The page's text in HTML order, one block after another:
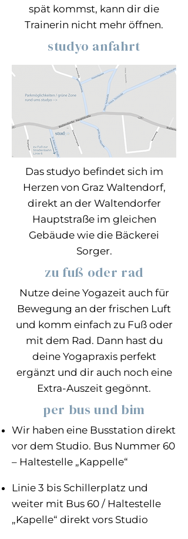
spät kommst, kann dir die
Trainerin nicht mehr öffnen.
studyo anfahrt
Das studyo befindet sich im
Herzen von Graz Waltendorf,
direkt an der Waltendorfer
Hauptstraße im gleichen
Gebäude wie die Bäckerei
Sorger.
zu fuß oder rad
Nutze deine Yogazeit auch für
Bewegung an der frischen Luft
und komm einfach zu Fuß oder
mit dem Rad. Dann hast du
deine Yogapraxis perfekt
ergänzt und dir auch noch eine
Extra-Auszeit gegönnt.
per bus und bim
Wir haben eine Busstation direkt
vor dem Studio. Bus Nummer 60
– Haltestelle „Kappelle“
Linie 3 bis Schillerplatz und
weiter mit Bus 60 / Haltestelle
„Kapelle“ direkt vors Studio